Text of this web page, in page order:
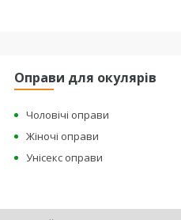
Оправи для окулярів
Чоловічі оправи
Жіночі оправи
Унісекс оправи